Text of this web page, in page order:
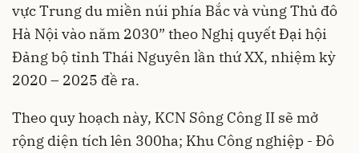
vực Trung du miền núi phía Bắc và vùng Thủ đô
Hà Nội vào năm 2030” theo Nghị quyết Đại hội
Đảng bộtỉnh Thái Nguyên lần thứ XX, nhiệm kỳ
2020 – 2025 đề ra.
Theo quy hoạch này, KCN Sông Công II sẽ mở
rộng diện tích lên 300ha; Khu Công nghiệp - Đô